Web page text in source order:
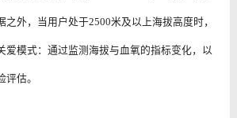
之外，当用户处于2500米及以上海拔高度时，
爱模式：通过监测海拔与血氧的指标变化，以
评估。